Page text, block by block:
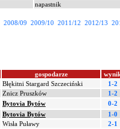
napastnik
2008/09 2009/10 2011/12 2012/13
gospodarze
Błękitni Stargard Szczeciński
1-2
Znicz Pruszków
1-2
Bytovia Bytów
0-2
Bytovia Bytów
1-0
Wisła Puławy
2-1